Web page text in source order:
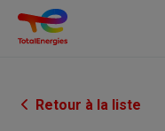
contenuRetour à la liste